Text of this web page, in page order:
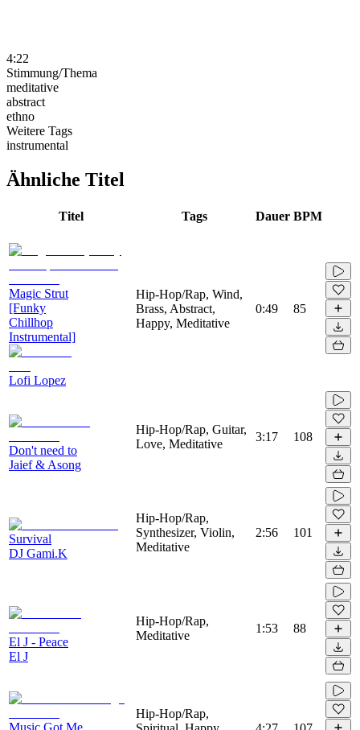
4:22
Stimmung/Thema
meditative
abstract
ethno
Weitere Tags
instrumental
Ähnliche Titel
Titel Tags Dauer BPM
Magic Strut
[Funky
Chillhop
Instrumental]
Lofi Lopez
Hip-Hop/Rap, Wind,
Brass, Abstract,
Happy, Meditative
0:49 85
Don't need to
Jaief & Asong
Hip-Hop/Rap, Guitar,
Love, Meditative
3:17 108
Survival
DJ Gami.K
Hip-Hop/Rap,
Synthesizer, Violin,
Meditative
2:56 101
El J - Peace
El J
Hip-Hop/Rap,
Meditative
1:53 88
Music Got Me
Hip-Hop/Rap,